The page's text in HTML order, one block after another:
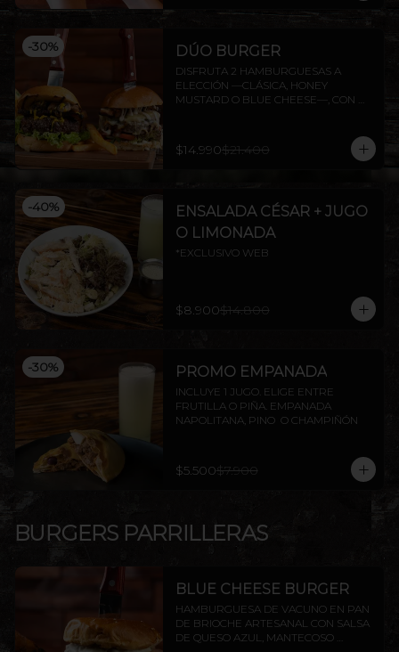
-30% DÚO BURGER
DISFRUTA 2 HAMBURGUESAS A
ELECCIÓN —CLÁSICA, HONEY
MUSTARD O BLUE CHEESE—, CON
$14.990$21.400
-40%
ENSALADA CÉSAR + JUGO
O LIMONADA
*EXCLUSIVO WEB
$8.900$14.800
-30% PROMO EMPANADA
INCLUYE 1 JUGO. ELIGE ENTRE
FRUTILLA O PIÑA. EMPANADA
NAPOLITANA, PINO  O CHAMPIÑÓN
$5.500$7.900
BURGERS PARRILLERAS
BLUE CHEESE BURGER
HAMBURGUESA DE VACUNO EN PAN
DE BRIOCHE ARTESANAL CON SALSA
DE QUESO AZUL, MANTECOSO